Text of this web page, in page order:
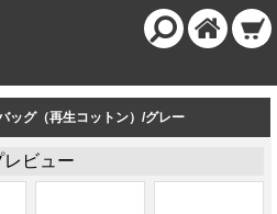
グ（再生コットン）/グレー
レビュー